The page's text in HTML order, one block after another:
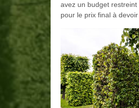
avez un budget
pour le prix final à devoir